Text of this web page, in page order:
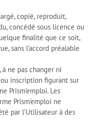
copié, reproduit,
concédé sous licence ou
finalité que ce soit,
sans l'accord préalable
ne pas changer ni
inscription figurant sur
Prism’emploi. Les
Prism’emploi ne
par l’Utilisateur à des